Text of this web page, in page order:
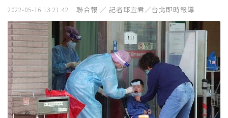
2022-05-16 13:21:42 聯合報 ／ 記者邱宜君／台北即時報導